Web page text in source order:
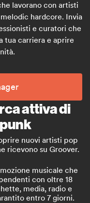
lavorano con artisti
hardcore. Invia
e curatori che
tua carriera e aprire
attiva di
nuovi artisti pop
ricevono su Groover.
musicale che
con oltre 18
media, radio e
entro 7 giorni.